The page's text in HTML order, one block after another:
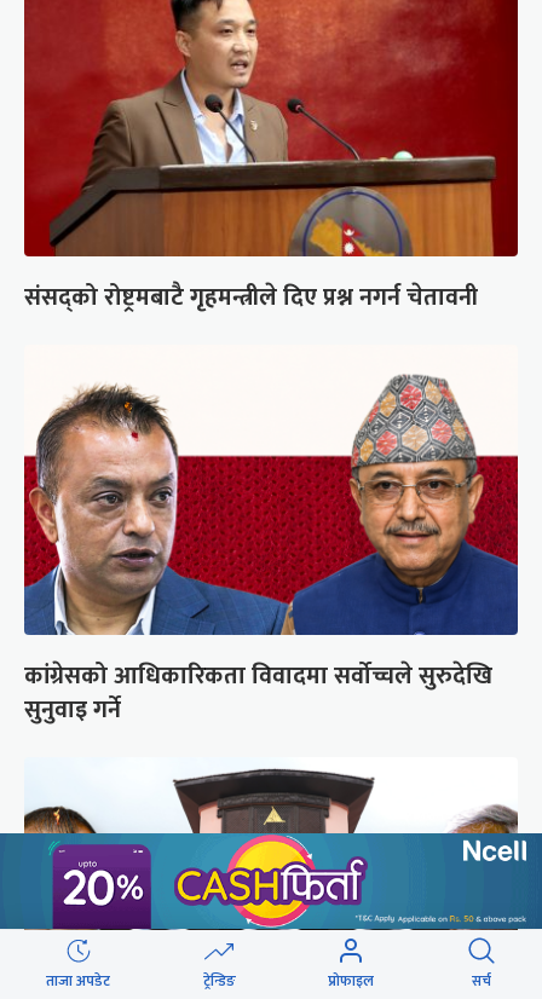
संसद्को रोष्ट्रमबाटै गृहमन्त्रीले दिए प्रश्न नगर्न चेतावनी
कांग्रेसको आधिकारिकता विवादमा सर्वोच्चले सुरुदेखि
सुनुवाइ गर्ने
ताजा अपडेट ट्रेन्डिङ प्रोफाइल सर्च